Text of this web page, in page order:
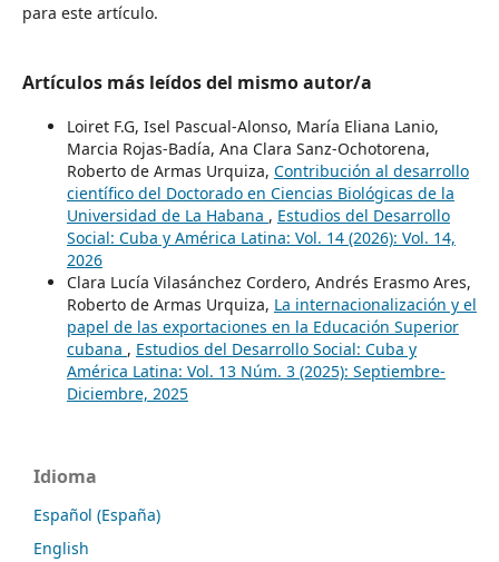
para este artículo.
Artículos más leídos del mismo autor/a
Loiret F.G, Isel Pascual-Alonso, María Eliana Lanio,
Marcia Rojas-Badía, Ana Clara Sanz-Ochotorena,
Roberto de Armas Urquiza, Contribución al desarrollo
científico del Doctorado en Ciencias Biológicas de la
Universidad de La Habana , Estudios del Desarrollo
Social: Cuba y América Latina: Vol. 14 (2026): Vol. 14,
2026
Clara Lucía Vilasánchez Cordero, Andrés Erasmo Ares,
Roberto de Armas Urquiza, La internacionalización y el
papel de las exportaciones en la Educación Superior
cubana , Estudios del Desarrollo Social: Cuba y
América Latina: Vol. 13 Núm. 3 (2025): Septiembre-
Diciembre, 2025
Idioma
Español (España)
English